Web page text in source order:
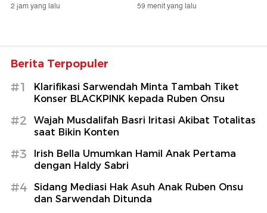
2 jam yang lalu 59 menit yang lalu
Berita Terpopuler
#1
Klarifikasi Sarwendah Minta Tambah Tiket
Konser BLACKPINK kepada Ruben Onsu
#2
Wajah Musdalifah Basri Iritasi Akibat Totalitas
saat Bikin Konten
#3
Irish Bella Umumkan Hamil Anak Pertama
dengan Haldy Sabri
#4
Sidang Mediasi Hak Asuh Anak Ruben Onsu
dan Sarwendah Ditunda